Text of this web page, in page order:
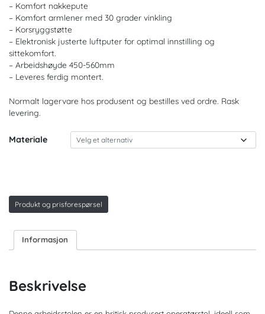
– Komfort nakkepute
– Komfort armlener med 30 grader vinkling
– Korsryggstøtte
– Elektronisk justerte luftputer for optimal innstilling og
sittekomfort.
– Arbeidshøyde 450-560mm
– Leveres ferdig montert.
Normalt lagervare hos produsent og bestilles ved ordre. Rask
levering.
Materiale
Produkt og prisforespørsel
Informasjon
Beskrivelse